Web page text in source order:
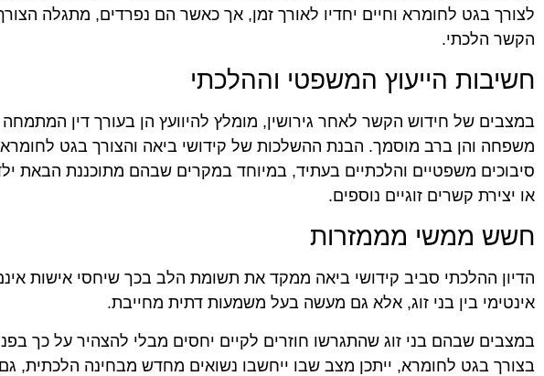
לצורך בגט לחומרא וחיים יחדיו לאורך זמן, אך כאשר הם נפרדים, מתגלה
הקשר הלכתי.
חשיבות הייעוץ המשפטי וההלכתי
במצבים של חידוש הקשר לאחר גירושין, מומלץ להיוועץ הן בעורך דין המתמחה
משפחה והן ברב מוסמך. הבנת ההשלכות של קידושי ביאה והצורך בגט לחומרא
סיבוכים משפטיים והלכתיים בעתיד, במיוחד במקרים שבהם מתוכננת הבאת
או יצירת קשרים זוגיים נוספים.
חשש ממשי מממזרות
הדיון ההלכתי סביב קידושי ביאה ממקד את תשומת הלב בכך שיחסי אישות אינם
אינטימי בין בני זוג, אלא גם מעשה בעל משמעות דתית מחייבת.
במצבים שבהם בני זוג שהתגרשו חוזרים לקיים יחסים מבלי להצהיר על כך
בצורך בגט לחומרא, ייתכן מצב שבו ייחשבו נשואים מחדש מבחינה הלכתית,